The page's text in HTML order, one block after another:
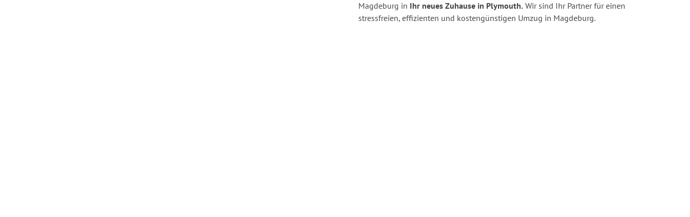
Magdeburg in Ihr neues Zuhause in Plymouth. Wir sind Ihr Partner für einen
stressfreien, effizienten und kostengünstigen Umzug in Magdeburg.